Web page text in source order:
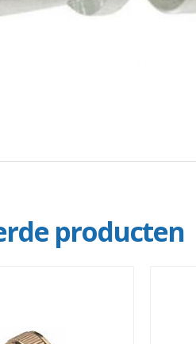
producten